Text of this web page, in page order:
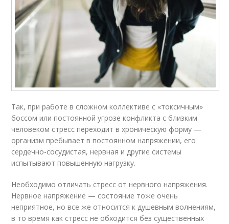
Так, при работе в сложном коллективе с «токсичным»
боссом или постоянной угрозе конфликта с близким
человеком стресс переходит в хроническую форму —
организм пребывает в постоянном напряжении, его
сердечно-сосудистая, нервная и другие системы
испытывают повышенную нагрузку.
Необходимо отличать стресс от нервного напряжения.
Нервное напряжение — состояние тоже очень
неприятное, но все же относится к душевным волнениям,
в то время как стресс не обходится без существенных